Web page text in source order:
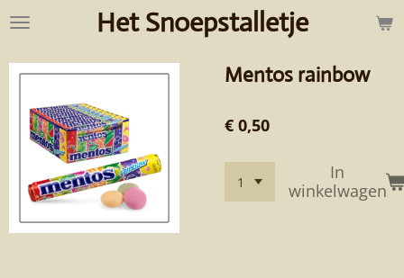
Ga
de
Het Snoepstalletje
Mentos rainbow
€ 0,50
In
winkelwagen